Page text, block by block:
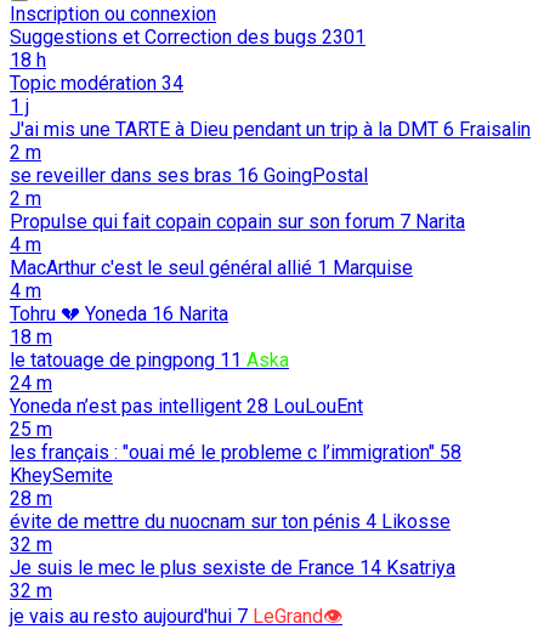
Inscription ou connexion
Suggestions et Correction des bugs 2301
18 h
Topic modération 34
1 j
J'ai mis une TARTE à Dieu pendant un trip à la DMT 6 Fraisalin
2 m
se reveiller dans ses bras 16 GoingPostal
2 m
Propulse qui fait copain copain sur son forum 7 Narita
4 m
MacArthur c'est le seul général allié 1 Marquise
4 m
Tohru 💔 Yoneda 16 Narita
18 m
le tatouage de pingpong 11 Aska
24 m
Yoneda n’est pas intelligent 28 LouLouEnt
25 m
les français : "ouai mé le probleme c l’immigration" 58
KheySemite
28 m
évite de mettre du nuocnam sur ton pénis 4 Likosse
32 m
Je suis le mec le plus sexiste de France 14 Ksatriya
32 m
je vais au resto aujourd'hui 7 LeGrand👁️